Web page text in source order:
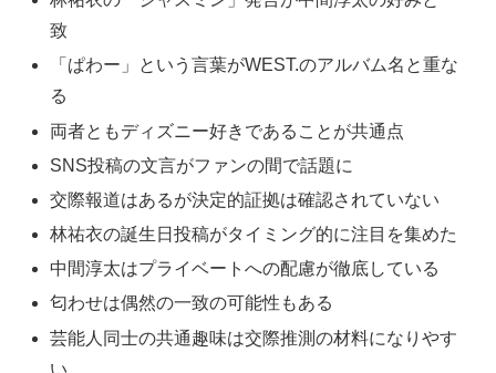
致
「ぱわー」という言葉がWEST.のアルバム名と重な
る
両者ともディズニー好きであることが共通点
SNS投稿の文言がファンの間で話題に
交際報道はあるが決定的証拠は確認されていない
林祐衣の誕生日投稿がタイミング的に注目を集めた
中間淳太はプライベートへの配慮が徹底している
匂わせは偶然の一致の可能性もある
芸能人同士の共通趣味は交際推測の材料になりやす
い